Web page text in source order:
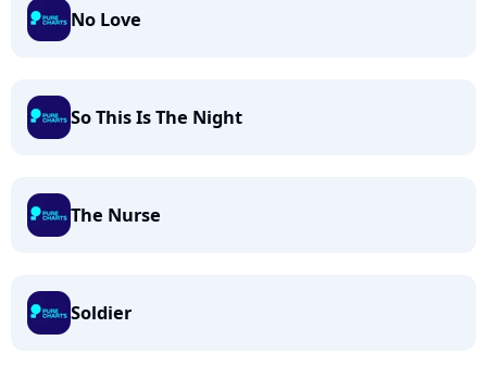
No Love
So This Is The Night
The Nurse
Soldier